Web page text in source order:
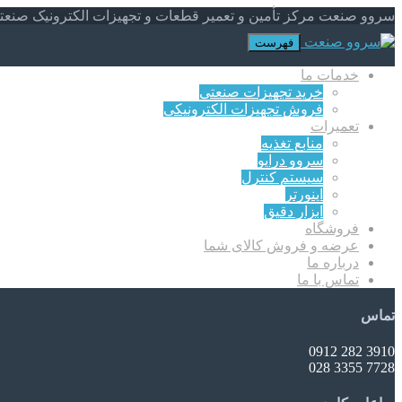
سروو صنعت مرکز تأمین و تعمیر قطعات و تجهیزات الکترونیک
فهرست
خدمات ما
خرید تجهیزات صنعتی
فروش تجهیزات الکترونیکی
تعمیرات
منابع تغذیه
سروو درایو
سیستم کنترل
اینورتر
ابزار دقیق
فروشگاه
عرضه و فروش کالای شما
درباره ما
تماس با ما
تماس
3910 282 0912
7728 3355 028